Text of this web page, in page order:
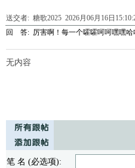
送交者: 糖歌2025 2026月06月16日
回 答: 厉害啊！每一个嚯嚯呵呵嘿嘿
无内容
笔 名 (必选项):